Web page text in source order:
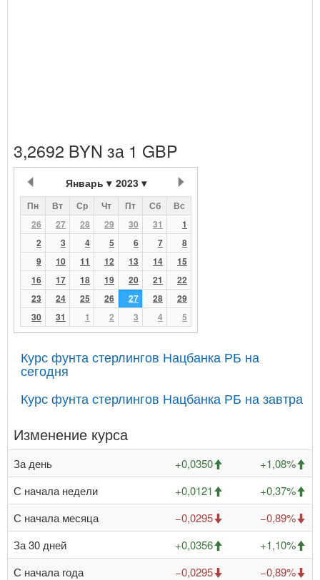
3,2692 BYN за 1 GBP
Январь 2023
Пн Вт Ср Чт Пт Сб
Вс
26
27 28 29 30 31
1
2
3 4 5 6 7
8
9
10 11 12 13 14
15
16
17 18 19 20 21
22
23
24 25 26 27 28
29
30
31 1 2 3 4 5
Курс фунта стерлингов Нацбанка РБ на
сегодня
Курс фунта стерлингов Нацбанка РБ на завтра
Изменение курса
За день +0,0350
+1,08%
С начала недели
+0,0121
+0,37%
С начала месяца
−0,0295
−0,89%
За 30 дней
+0,0356
+1,10%
С начала года
−0,0295 −0,89%